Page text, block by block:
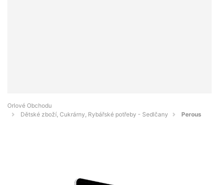
Orlové Obchodu
Dětské zboží, Cukrárny, Rybářské potřeby - Sedlčany
Perous